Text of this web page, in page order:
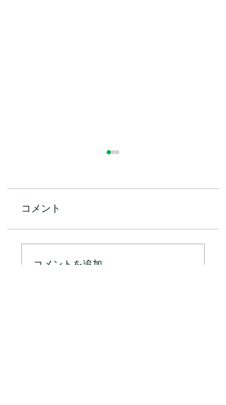
2026年8月のお休み
コメント
コメントを追加…